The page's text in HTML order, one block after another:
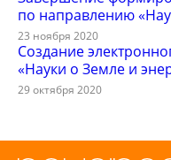
по направлению
23 ноября 2020
Создание
«Науки о Земле и
29 октября 2020